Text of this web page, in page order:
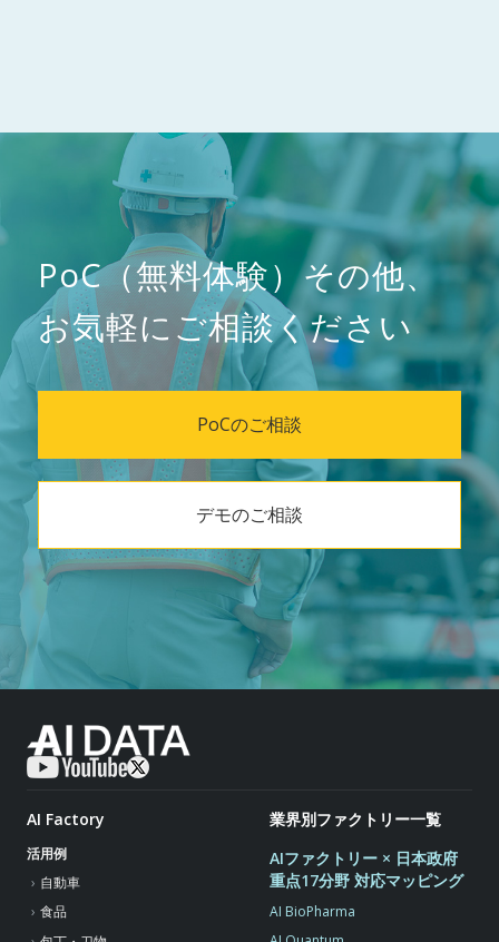
PoC（無料体験）その他、
お気軽にご相談ください
PoCのご相談
デモのご相談
AI Factory
活用例
自動車
食品
業界別ファクトリー一覧
AIファクトリー × 日本政府
重点17分野 対応マッピング
AI BioPharma